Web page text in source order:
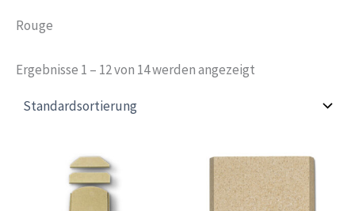
Rouge
Ergebnisse 1 – 12 von 14 werden angezeigt